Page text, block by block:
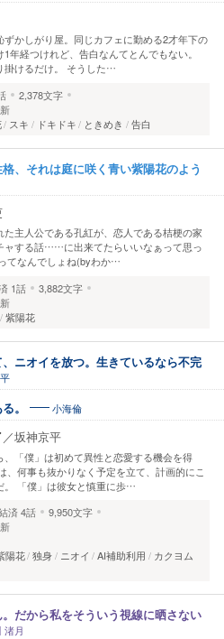
かしがり屋。同じカフェに勤める2才年下の
年経つけれど、告白なんてとんでもない。
掛けるだけ。 そうした…
2,378文字
スキ ドキドキ ときめき 告白
、それは庭に咲く青い紫陽花のよう
主人公である孔紅が、恋人である桔梗の家
ャする話……に出来てたらいいなぁって思っ
なんでしょね(byわか…
1話
3,882文字
紫陽花
ニオイを放つ。生きているなら不完
。 小海倫
／坂神京平
、「僕」は初めて異性と恋愛する機会を得
、何事も抜かりなく予定を立て、計画的にこ
。 「僕」は彼女と慎重に歩…
済4話
9,950文字
陽花 独身 ニオイ AI補助利用
カクヨム
だから私をそういう視線に晒さない
渚月